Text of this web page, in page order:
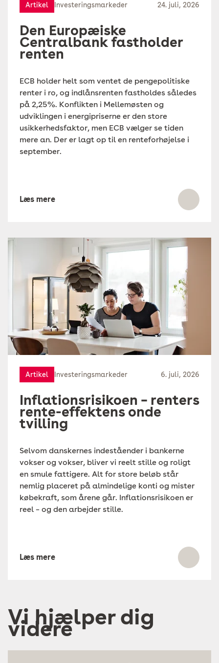
Artikel Investeringsmarkeder 24. juli, 2026
Den Europæiske
Centralbank fastholder
renten
ECB holder helt som ventet de pengepolitiske
renter i ro, og indlånsrenten fastholdes således
på 2,25%. Konflikten i Mellemøsten og
udviklingen i energipriserne er den store
usikkerhedsfaktor, men ECB vælger se tiden
mere an. Der er lagt op til en renteforhøjelse i
september.
Læs mere
Artikel Investeringsmarkeder 6. juli, 2026
Inflationsrisikoen – renters
rente-effektens onde
tvilling
Selvom danskernes indeståender i bankerne
vokser og vokser, bliver vi reelt stille og roligt
en smule fattigere. Alt for store beløb står
nemlig placeret på almindelige konti og mister
købekraft, som årene går. Inflationsrisikoen er
reel – og den arbejder stille.
Læs mere
Vi hjælper dig
videre